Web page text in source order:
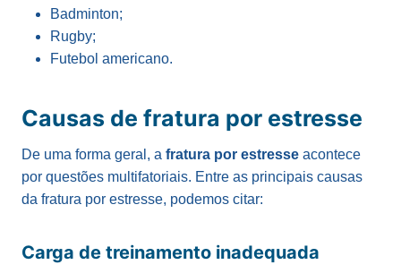
Badminton;
Rugby;
Futebol americano.
Causas de fratura por estresse
De uma forma geral, a fratura por estresse acontece
por questões multifatoriais. Entre as principais causas
da fratura por estresse, podemos citar:
Carga de treinamento inadequada